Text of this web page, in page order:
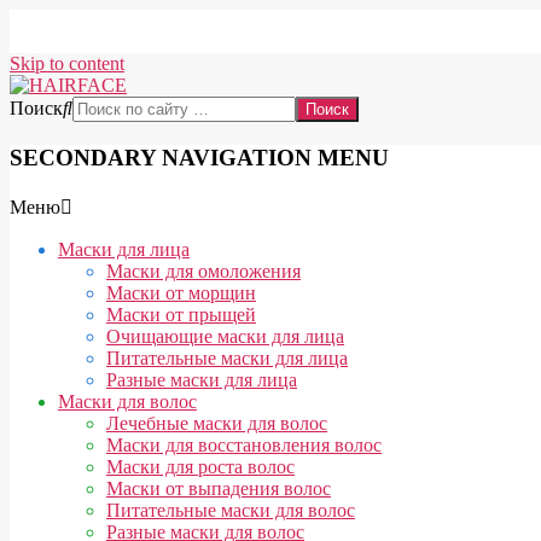
Skip to content
Поиск
SECONDARY NAVIGATION MENU
Меню
Маски для лица
Маски для омоложения
Маски от морщин
Маски от прыщей
Очищающие маски для лица
Питательные маски для лица
Разные маски для лица
Маски для волос
Лечебные маски для волос
Маски для восстановления волос
Маски для роста волос
Маски от выпадения волос
Питательные маски для волос
Разные маски для волос